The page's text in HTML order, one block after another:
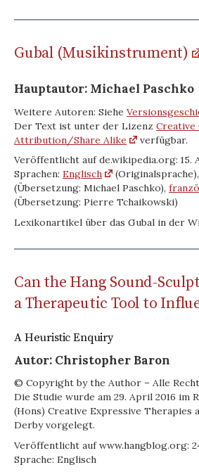
Gubal (Musikinstrument)
Hauptautor: Michael Paschko
Weitere Autoren: Siehe
Der Text ist unter der Lizenz Creative
Attribution/Share Alike
verfügbar.
Veröffentlicht auf de.wikipedia.org: 15.
Sprachen: Englisch (Originalsprache),
(Übersetzung: Michael Paschko),
(Übersetzung: Pierre Tchaikowski)
Lexikonartikel über das Gubal in der
Can the Hang Sound-
a Therapeutic Tool to
A Heuristic Enquiry
Autor: Christopher Baron
© Copyright by the Author – Alle
Die Studie wurde am 29. April 2016 im
(Hons) Creative Expressive Therapies
Derby vorgelegt.
Veröffentlicht auf www.hangblog.org:
Sprache: Englisch